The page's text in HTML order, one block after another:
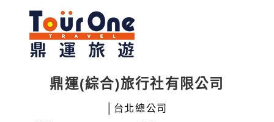
鼎運(綜合)旅行社有限公司
│台北總公司